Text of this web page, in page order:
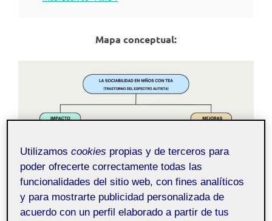
Mapa conceptual:
Utilizamoscookies propias y de terceros para
poder ofrecerte correctamente todas las
funcionalidades del sitio web, con fines analíticos
y para mostrarte publicidad personalizada de
acuerdo con un perfil elaborado a partir de tus